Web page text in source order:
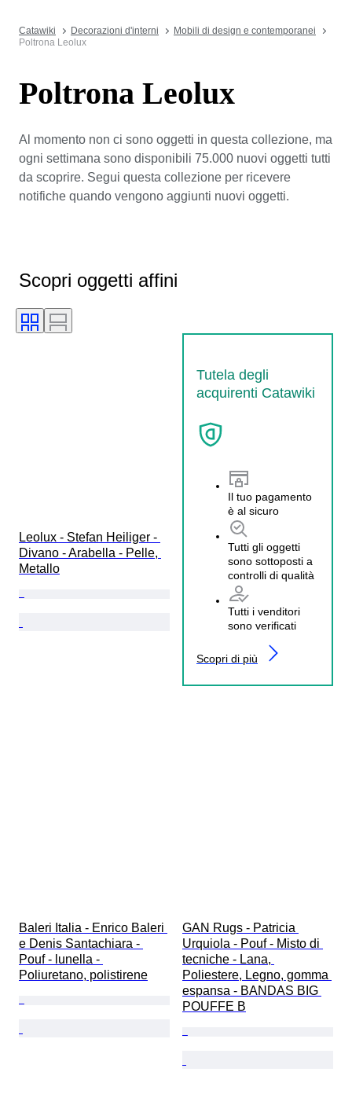
Catawiki Decorazioni d'interni
Mobili di design e contemporanei
Poltrona Leolux
Poltrona Leolux
Al momento non ci sono oggetti in questa collezione, ma
ogni settimana sono disponibili 75.000 nuovi oggetti tutti
da scoprire. Segui questa collezione per ricevere
notifiche quando vengono aggiunti nuovi oggetti.
Scopri oggetti affini
Tutela degli
acquirenti Catawiki
Il tuo pagamento
è al sicuro
Tutti gli oggetti
sono sottoposti a
controlli di qualità
Tutti i venditori
sono verificati
Scopri di più
Leolux - Stefan Heiliger -
Divano - Arabella - Pelle,
Metallo
Baleri Italia - Enrico Baleri
e Denis Santachiara -
Pouf - lunella -
Poliuretano, polistirene
GAN Rugs - Patricia
Urquiola - Pouf - Misto di
tecniche - Lana,
Poliestere, Legno, gomma
espansa - BANDAS BIG
POUFFE B